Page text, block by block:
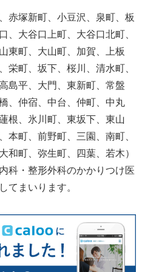
赤塚新町、小豆沢、泉町、板
、大谷口上町、大谷口北町、
東町、大山町、加賀、上板
栄町、坂下、桜川、清水町、
島平、大門、東新町、常盤
、仲宿、中台、仲町、中丸
根、氷川町、東坂下、東山
本町、前野町、三園、南町、
和町、弥生町、四葉、若木）
科・整形外科のかかりつけ医
てまいります。